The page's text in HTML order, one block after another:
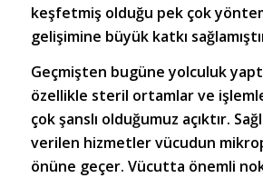
keşfetmiş olduğu pek çok
gelişimine büyük katkı
Geçmişten bugüne yolculuk
özellikle steril ortamlar ve
çok şanslı olduğumuz açıktır.
verilen hizmetler vücudun mikrop
önüne geçer. Vücutta önemli